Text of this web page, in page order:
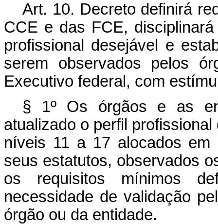
Art. 10. Decreto definirá
CCE e das FCE,
profissional desejável e
serem observados pelos
Executivo federal, com
§ 1º Os órgãos e as
atualizado o perfil
níveis 11 a 17 alocados em
seus estatutos, observados
os requisitos mínimos
necessidade de validação
órgão ou da entidade.